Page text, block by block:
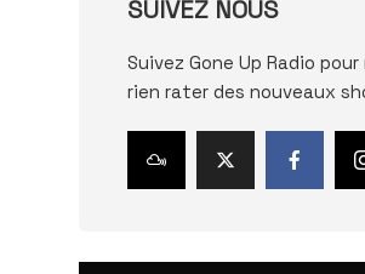
SUIVEZ NOUS
Suivez Gone Up Radio pour
rien rater des nouveaux